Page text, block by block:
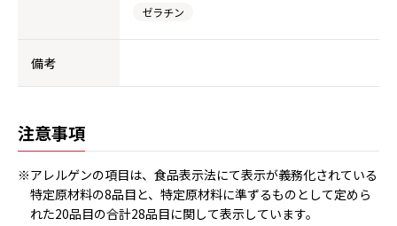
ゼラチン
備考
注意事項
※アレルゲンの項目は、食品表示法にて表示が義務化されている
特定原材料の8品目と、特定原材料に準ずるものとして定めら
れた20品目の合計28品目に関して表示しています。